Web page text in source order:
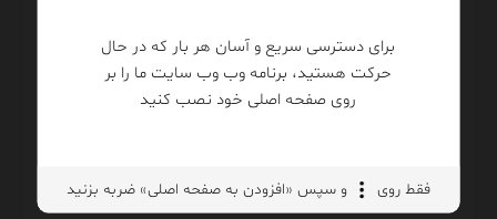
برای دسترسی سریع و آسان هر بار که در حال
حرکت هستید، برنامه وب وب سایت ما را بر
روی صفحه اصلی خود نصب کنید
فقط روی و سپس «افزودن به صفحه اصلی» ضربه بزنید